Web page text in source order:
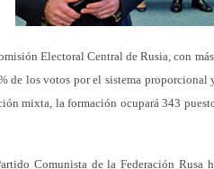
Electoral Central de Rusia, con
de los votos por el sistema
mixta, la formación ocupará 343
Comunista de la Federación Rusa